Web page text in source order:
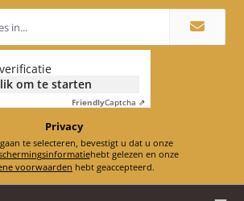
om te starten
FriendlyCaptcha ⇗
Privacy
Door doorgaan te selecteren, bevestigt u dat u onze
hebt gelezen en onze
voorwaarden hebt geaccepteerd.